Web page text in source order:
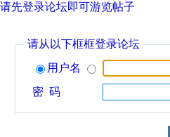
先登录论坛即可游览帖子
请从以下框框登录论坛
用户名
密 码